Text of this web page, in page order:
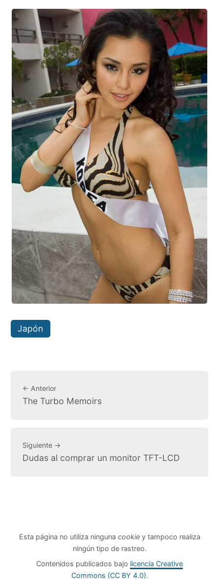
Japón
← Anterior
The Turbo Memoirs
Siguiente →
Dudas al comprar un monitor TFT-LCD
Esta página no utiliza ninguna cookiey tampoco realiza
ningún tipo de rastreo.
Contenidos publicados bajo licencia Creative
Commons (CC BY 4.0).